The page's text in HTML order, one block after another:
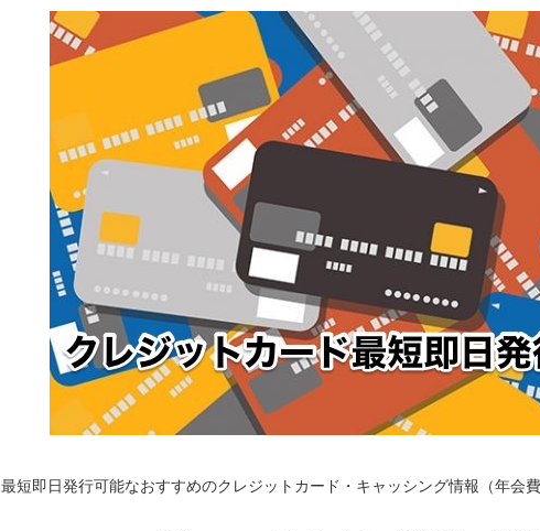
最短即日発行可能なおすすめのクレジットカード・キャッシング情報（年会